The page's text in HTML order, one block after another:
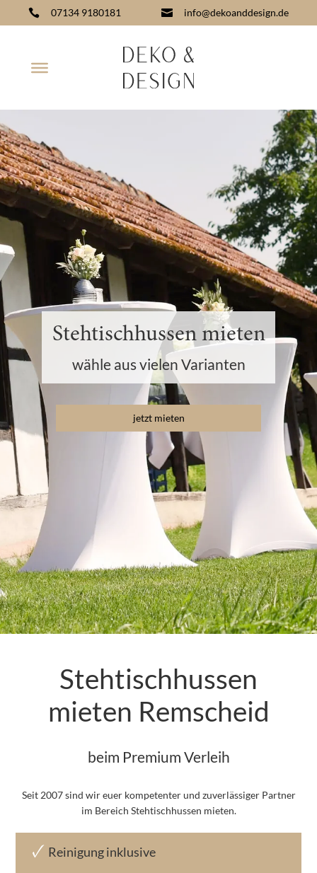
 07134 9180181  info@dekoanddesign.de
Stehtischhussen mieten
wähle aus vielen Varianten
jetzt mieten
Stehtischhussen
mieten Remscheid
beim Premium Verleih
Seit 2007 sind wir euer kompetenter und zuverlässiger Partner
im Bereich Stehtischhussen mieten.
Reinigung inklusive